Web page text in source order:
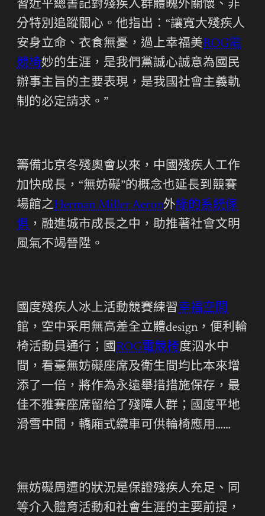
習近平總書記對殘疾人群體魄外關懷、非
分特別追蹤關心。他指出：“讓寬大殘疾人
安身立命、衣食無憂，過上幸福美ROG電
競椅妙的生涯，是我們黨誠心誠意為國民
辦事主旨的主要表現，是我國社會主義軌
制的必定請求。”
籌備北京冬殘奧會以來，中國殘疾人工作
加快成長，“無妨礙”的概念也延長到競賽
場館之Herman Miller Aeron外綠的系統傢
俱 ，融進城市成長之中，助推著社會文明
風氣不竭晉陞。
國度殘疾人冰上活動競賽練習幸福空間
館，空中采用無高差全立體design，便利輪
椅活動員通行；國ROG電競椅度泅水中
間，看臺無妨礙座席及衛生間均比本來增
添了一倍，將作為永遠舉措措施保存，最
佳不雅賽座席留給了殘障人群；國度平地
滑雪中間，轎廂式纜車可供輪椅應用……
無妨礙周遭的狀況是保證殘疾人充足、同
等介入體育活動和社會生涯的主要前提，